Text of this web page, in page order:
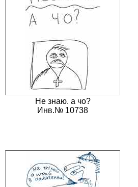
Не знаю. а чо?
Инв.№ 10738